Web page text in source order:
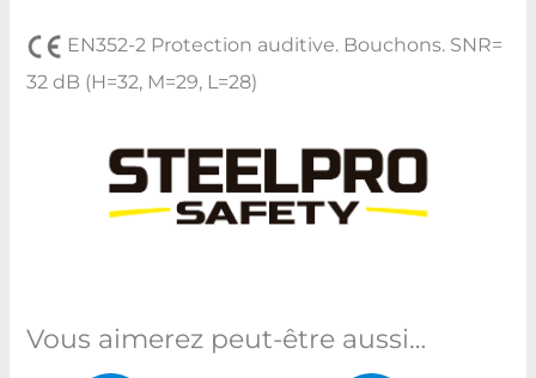
EN352-2 Protection auditive. Bouchons. SNR=
32 dB (H=32, M=29, L=28)
Vous aimerez peut-être aussi…